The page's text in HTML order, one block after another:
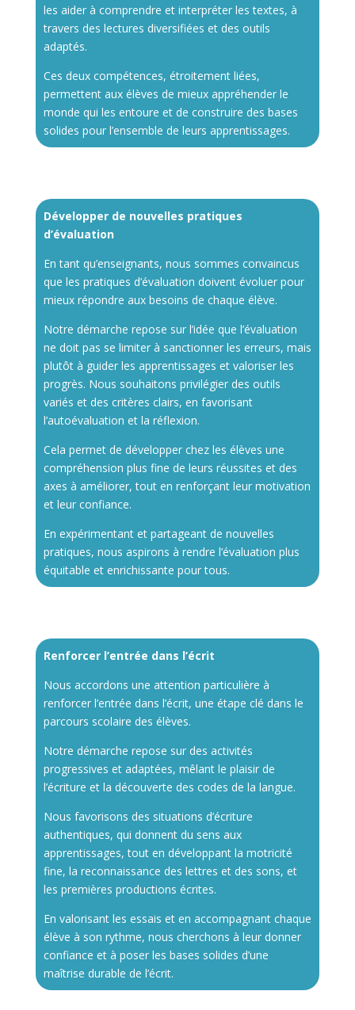
les aider à comprendre et interpréter les textes, à
travers des lectures diversifiées et des outils
adaptés.
Ces deux compétences, étroitement liées,
permettent aux élèves de mieux appréhender le
monde qui les entoure et de construire des bases
solides pour l’ensemble de leurs apprentissages.
Développer de nouvelles pratiques
d’évaluation
En tant qu’enseignants, nous sommes convaincus
que les pratiques d’évaluation doivent évoluer pour
mieux répondre aux besoins de chaque élève.
Notre démarche repose sur l’idée que l’évaluation
ne doit pas se limiter à sanctionner les erreurs, mais
plutôt à guider les apprentissages et valoriser les
progrès. Nous souhaitons privilégier des outils
variés et des critères clairs, en favorisant
l’autoévaluation et la réflexion.
Cela permet de développer chez les élèves une
compréhension plus fine de leurs réussites et des
axes à améliorer, tout en renforçant leur motivation
et leur confiance.
En expérimentant et partageant de nouvelles
pratiques, nous aspirons à rendre l’évaluation plus
équitable et enrichissante pour tous.
Renforcer l’entrée dans l’écrit
Nous accordons une attention particulière à
renforcer l’entrée dans l’écrit, une étape clé dans le
parcours scolaire des élèves.
Notre démarche repose sur des activités
progressives et adaptées, mêlant le plaisir de
l’écriture et la découverte des codes de la langue.
Nous favorisons des situations d’écriture
authentiques, qui donnent du sens aux
apprentissages, tout en développant la motricité
fine, la reconnaissance des lettres et des sons, et
les premières productions écrites.
En valorisant les essais et en accompagnant chaque
élève à son rythme, nous cherchons à leur donner
confiance et à poser les bases solides d’une
maîtrise durable de l’écrit.